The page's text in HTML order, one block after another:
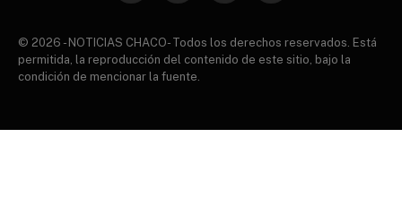
© 2026 - NOTICIAS CHACO- Todos los derechos reservados. Está
permitida, la reproducción del contenido de este sitio, bajo la
condición de mencionar la fuente.